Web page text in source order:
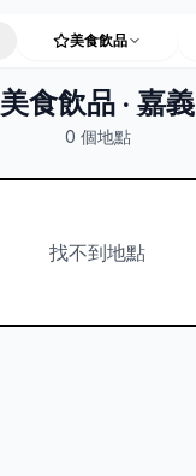
美食飲品
美食飲品 · 嘉義
0 個地點
找不到地點